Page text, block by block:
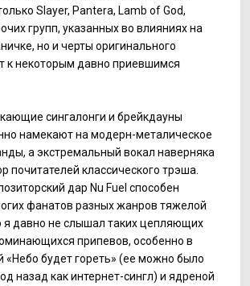
Slayer, Pantera, Lamb of God,
групп, указанных во влияниях на
но и черты оригинального
к некоторым давно приевшимся
сингалонги и брейкдауны
намекают на модерн-металическое
а экстремальный вокал наверняка
почитателей классического трэша.
дар Nu Fuel способен
фанатов разных жанров тяжелой
я давно не слышал таких цепляющих
припевов, особенно в
«Небо будет гореть» (ее можно было
назад как интернет-сингл) и ядреной